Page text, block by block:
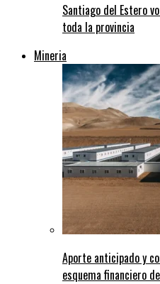
Santiago del Estero
toda la provincia
Mineria
Aporte anticipado y
esquema financiero